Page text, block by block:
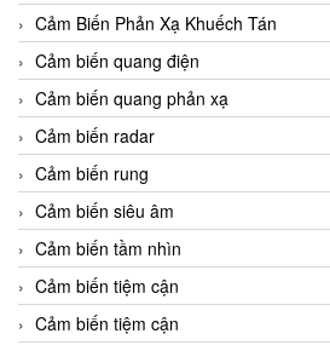
Cảm Biến Phản Xạ Khuếch Tán
Cảm biến quang điện
Cảm biến quang phản xạ
Cảm biến radar
Cảm biến rung
Cảm biến siêu âm
Cảm biến tầm nhìn
Cảm biến tiệm cận
Cảm biến tiệm cận